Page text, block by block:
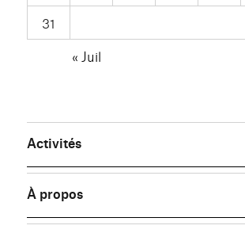
31
« Juil
Activités
À propos